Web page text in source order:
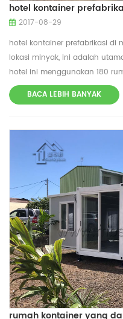
hotel kontainer
2017-08-29
hotel kontainer prefabrikasi di
lokasi minyak, ini adalah
hotel ini menggunakan 180
dan harganya sekitar 3 bulan
wadah memiliki 1 toilet + 1
3000 * 6000 * 2800mm
baja lentur dinding: Panel
wol batu, lembaran baja
dinding: warna putih dan
50mm / panel sandwich wol
0,426 / 0,476mm pintu: Panel
wol, lembaran baja 0,326 /
pintu opsional jendela: pintu
dengan security bar lantai:
dekorasi: opsional:
opsional instal waktu: 4
angin≤120 km / jam tahan
atap: 0.6kn / m2 kapasitas
BACA LEBIH BANYAK